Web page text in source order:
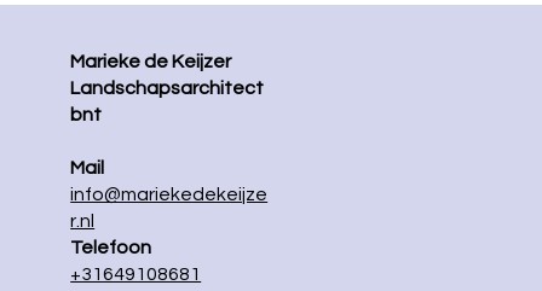
Marieke de Keijzer
Landschapsarchitect
bnt
Mail
info@mariekedekeijze
r.nl
Telefoon
+31649108681